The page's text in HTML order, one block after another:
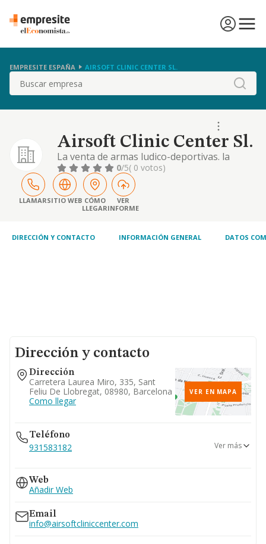
EMPRESITE ESPAÑA AIRSOFT CLINIC CENTER SL.
Buscar
Airsoft Clinic Center Sl.
La venta de armas ludico-deportivas. la
venta de material deportivo relacionado con
el airsoft. la fabricacion y personalizacion de
armas ludico-deportivas. etc
0/5( 0 votos)
LLAMARSITIO WEB CÓMO
LLEGAR
VER
INFORME
DIRECCIÓN Y CONTACTO INFORMACIÓN GENERAL DATOS
Dirección y contacto
Dirección
Carretera Laurea Miro, 335, Sant
Feliu De Llobregat, 08980, Barcelona
Como llegar
VER EN MAPA
Teléfono
931583182
646...
Ver teléfono 646...
Ver más
Web
Añadir Web
Email
info@airsoftcliniccenter.com